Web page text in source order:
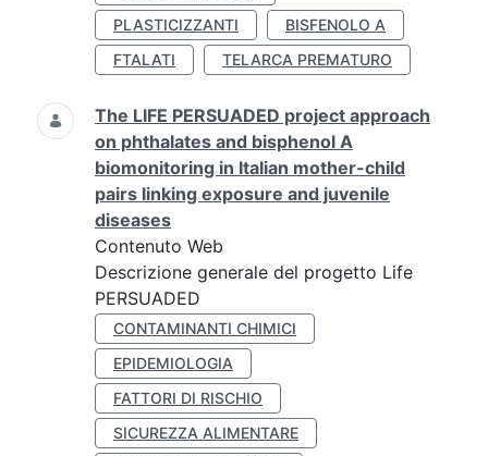
PLASTICIZZANTI
BISFENOLO A
FTALATI
TELARCA PREMATURO
The LIFE PERSUADED project approach
on phthalates and bisphenol A
biomonitoring in Italian mother-child
pairs linking exposure and juvenile
diseases
Contenuto Web
Descrizione generale del progetto Life
PERSUADED
CONTAMINANTI CHIMICI
EPIDEMIOLOGIA
FATTORI DI RISCHIO
SICUREZZA ALIMENTARE